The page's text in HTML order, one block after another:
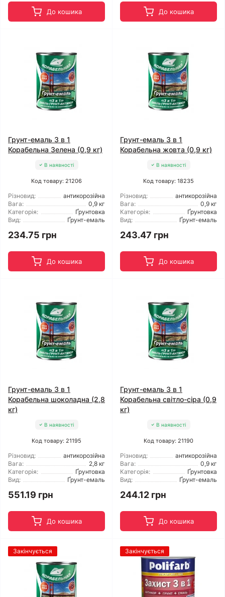
До кошика До кошика
Грунт-емаль 3 в 1
Корабельна Зелена (0,9 кг)
В наявності
Код товару: 21206
Різновид:
антикорозійна
Вага:
0,9 кг
Категорія:
Ґрунтовка
Вид:
Ґрунт-емаль
234.75 грн
До кошика
Грунт-емаль 3 в 1
Корабельна жовта (0,9 кг)
В наявності
Код товару: 18235
Різновид:
антикорозійна
Вага:
0,9 кг
Категорія:
Ґрунтовка
Вид:
Ґрунт-емаль
243.47 грн
До кошика
Грунт-емаль 3 в 1
Корабельна шоколадна (2,8
кг)
В наявності
Код товару: 21195
Різновид:
антикорозійна
Вага:
2,8 кг
Категорія:
Ґрунтовка
Вид:
Ґрунт-емаль
551.19 грн
До кошика
Грунт-емаль 3 в 1
Корабельна світло-сіра (0,9
кг)
В наявності
Код товару: 21190
Різновид:
антикорозійна
Вага:
0,9 кг
Категорія:
Ґрунтовка
Вид:
Ґрунт-емаль
244.12 грн
До кошика
Закінчується Закінчується